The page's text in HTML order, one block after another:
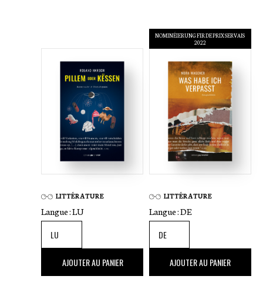
LITTÉRATURE
Langue :LU
,00 €
AJOUTER AU PANIER
NOMINÉIERUNG FIR DE PRIX SERVAIS
2022
LITTÉRATURE
Langue :DE
,00 €
AJOUTER AU PANIER